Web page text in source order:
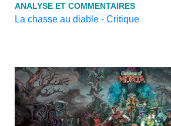
ANALYSE ET COMMENTAIRES
La chasse au diable - Critique